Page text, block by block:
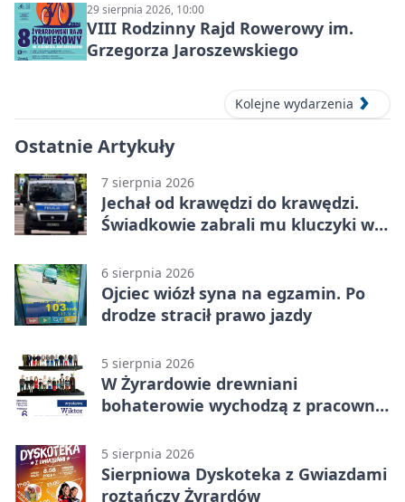
29 sierpnia 2026, 10:00
VIII Rodzinny Rajd Rowerowy im.
Grzegorza Jaroszewskiego
Kolejne wydarzenia
Ostatnie Artykuły
7 sierpnia 2026
Jechał od krawędzi do krawędzi.
Świadkowie zabrali mu kluczyki w
6 sierpnia 2026
Ojciec wiózł syna na egzamin. Po
drodze stracił prawo jazdy
5 sierpnia 2026
W Żyrardowie drewniani
bohaterowie wychodzą z pracowni
5 sierpnia 2026
Sierpniowa Dyskoteka z Gwiazdami
roztańczy Żyrardów